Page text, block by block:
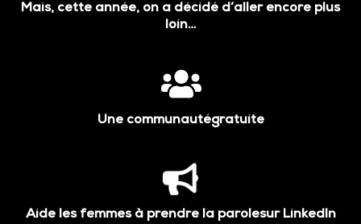
Mais, cette année, on a décidé d’aller encore plus
loin…
Une communautégratuite
Aide les femmes à prendre la parolesur LinkedIn